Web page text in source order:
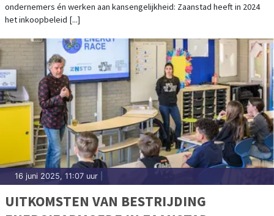
ondernemers én werken aan kansengelijkheid: Zaanstad heeft in 2024
het inkoopbeleid [...]
16 juni 2025, 11:07 uur
UITKOMSTEN VAN BESTRIJDING